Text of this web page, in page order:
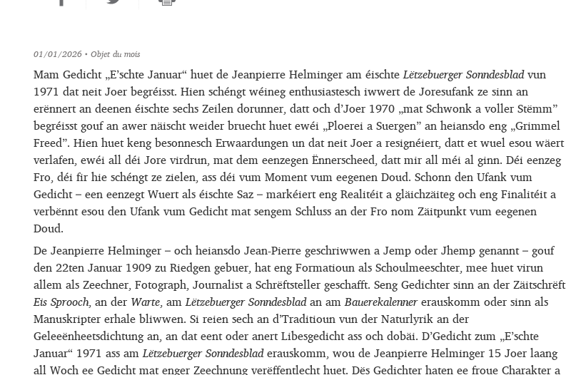
01/01/2026• Objet du mois
Mam Gedicht „E’schte Januar“ huet de Jeanpierre Helminger am éischteLëtzebuerger Sonndesbladvun
1971 dat neit Joer begréisst. Hien schéngt wéineg enthusiastesch iwwert de Joresufank ze sinn an
erënnert an deenen éischte sechs Zeilen dorunner, datt och d’Joer 1970 „mat Schwonk a voller Stëmm”
begréisst gouf an awer näischt weider bruecht huet ewéi „Ploerei a Suergen” an heiansdo eng „Grimmel
Freed”. Hien huet keng besonnesch Erwaardungen un dat neit Joer a resignéiert, datt et wuel esou wäert
verlafen, ewéi all déi Jore virdrun, mat dem eenzegen Ënnerscheed, datt mir all méi al ginn. Déi eenzeg
Fro, déi fir hie schéngt ze zielen, ass déi vum Moment vum eegenen Doud. Schonn den Ufank vum
Gedicht – een eenzegt Wuert als éischte Saz – markéiert eng Realitéit a gläichzäiteg och eng Finalitéit a
verbënnt esou den Ufank vum Gedicht mat sengem Schluss an der Fro nom Zäitpunkt vum eegenen
Doud.
De Jeanpierre Helminger – och heiansdo Jean-Pierre geschriwwen a Jemp oder Jhemp genannt – gouf
den 22ten Januar 1909 zu Riedgen gebuer, hat eng Formatioun als Schoulmeeschter, mee huet virun
allem als Zeechner, Fotograph, Journalist a Schrëftsteller geschafft. Seng Gedichter sinn an der Zäitschrëft
Eis Sprooch, an der Warte, amLëtzebuerger Sonndesbladan amBauerekalennererauskomm oder sinn als
Manuskripter erhale bliwwen. Si reien sech an d’Traditioun vun der Naturlyrik an der
Geleeënheetsdichtung an, an dat eent oder anert Libesgedicht ass och dobäi. D’Gedicht zum „E’schte
Januar“ 1971 ass amLëtzebuerger Sonndesbladerauskomm, wou de Jeanpierre Helminger 15 Joer laang
all Woch ee Gedicht mat enger Zeechnung verëffentlecht huet. Dës Gedichter haten ee froue Charakter a